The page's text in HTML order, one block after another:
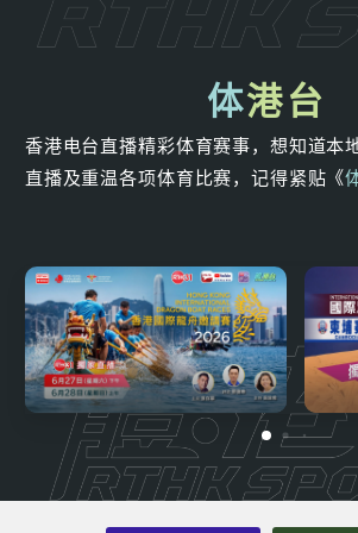
体港台
香港电台直播精彩体育赛事，想知道本
直播及重温各项体育比赛，记得紧贴《